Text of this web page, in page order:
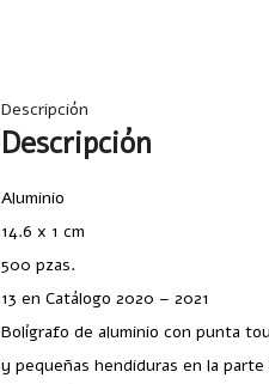
Descripción
Descripción
Aluminio
14.6 x 1 cm
500 pzas.
13 en Catálogo 2020 – 2021
Bolígrafo de aluminio con punta
y pequeñas hendiduras en la